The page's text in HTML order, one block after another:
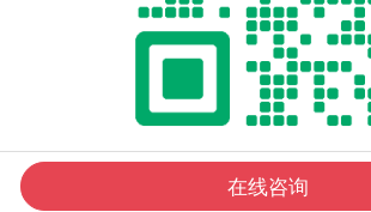
扫描添加微信 在线咨询